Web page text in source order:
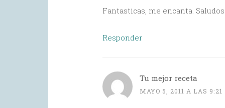
Fantasticas, me encanta. Saludos
Responder
Tu mejor receta
MAYO 5, 2011 A LAS 9:21